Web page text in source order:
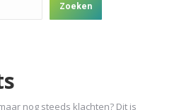
Zoeken
nog steeds klachten? Dit is